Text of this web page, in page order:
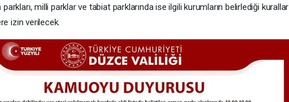
parkları, milli parklar ve tabiat parklarında ise ilgili kurumların belirlediği kurallar
izin verilecek.